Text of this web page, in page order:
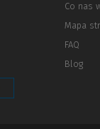
Co nas
Mapa
FAQ
Blog